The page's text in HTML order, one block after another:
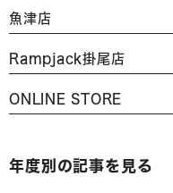
魚津店
Rampjack掛尾店
ONLINE STORE
年度別の記事を見る